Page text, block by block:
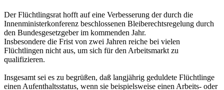
Der Flüchtlingsrat hofft auf eine Verbesserung der durch die
Innenministerkonferenz beschlossenen Bleiberechtsregelung durch
den Bundesgesetzgeber im kommenden Jahr.
Insbesondere die Frist von zwei Jahren reiche bei vielen
Flüchtlingen nicht aus, um sich für den Arbeitsmarkt zu
qualifizieren.
Insgesamt sei es zu begrüßen, daß langjährig geduldete Flüchtlinge
einen Aufenthaltsstatus, wenn sie beispielsweise einen Arbeits- oder